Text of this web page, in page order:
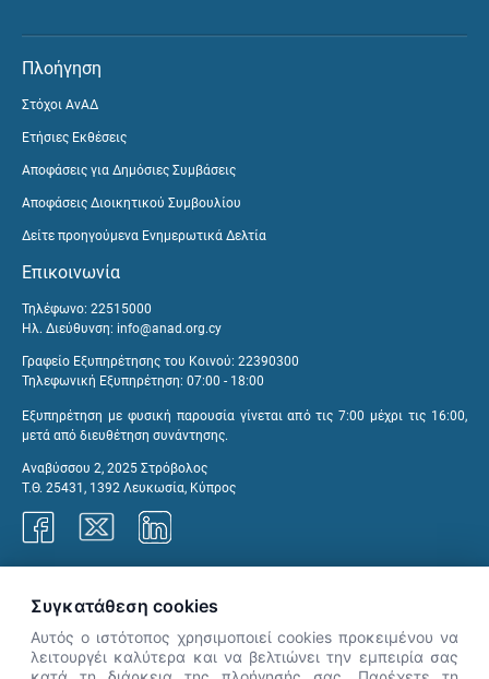
Πλοήγηση
Στόχοι ΑνΑΔ
Ετήσιες Εκθέσεις
Αποφάσεις για Δημόσιες Συμβάσεις
Αποφάσεις Διοικητικού Συμβουλίου
Δείτε προηγούμενα Ενημερωτικά Δελτία
Επικοινωνία
Τηλέφωνο: 22515000
Ηλ. Διεύθυνση: info@anad.org.cy
Γραφείο Εξυπηρέτησης του Κοινού: 22390300
Τηλεφωνική Εξυπηρέτηση: 07:00 - 18:00
Εξυπηρέτηση με φυσική παρουσία γίνεται από τις 7:00 μέχρι τις 16:00,
μετά από διευθέτηση συνάντησης.
Αναβύσσου 2, 2025 Στρόβολος
Τ.Θ. 25431, 1392 Λευκωσία, Κύπρος
Συγκατάθεση cookies
Αυτός ο ιστότοπος χρησιμοποιεί cookies προκειμένου να
λειτουργέι καλύτερα και να βελτιώνει την εμπειρία σας